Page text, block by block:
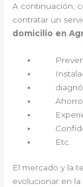
A continuación,
contratar un
domicilio en
Ahorro
Etc.
El mercado y la
evolucionar en